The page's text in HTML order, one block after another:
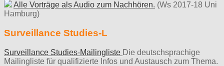
Alle Vorträge als Audio zum Nachhören. (Ws 2017-18 Uni
Hamburg)
Surveillance Studies-L
Surveillance Studies-Mailingliste Die deutschsprachige
Mailingliste für qualifizierte Infos und Austausch zum Thema.